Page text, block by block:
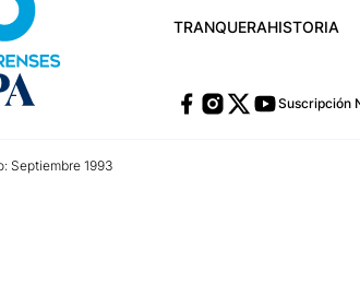
TRANQUERAHISTORIA
Suscripción
Septiembre 1993